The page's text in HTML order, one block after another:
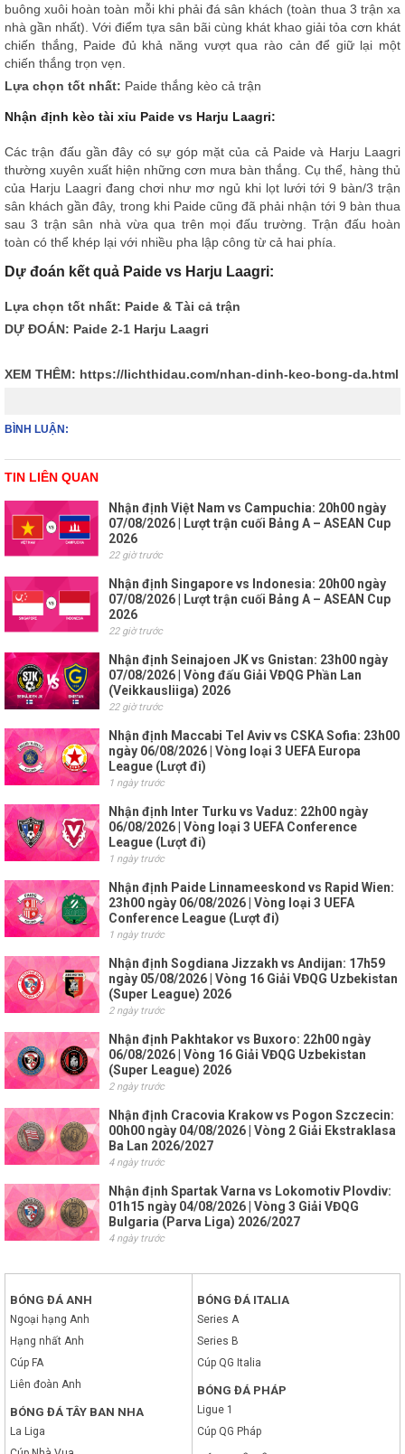
buông xuôi hoàn toàn mỗi khi phải đá sân khách (toàn thua 3 trận xa
nhà gần nhất). Với điểm tựa sân bãi cùng khát khao giải tỏa cơn khát
chiến thắng, Paide đủ khả năng vượt qua rào cản để giữ lại một
chiến thắng trọn vẹn.
Lựa chọn tốt nhất: Paide thắng kèo cả trận
Nhận định kèo tài xỉu Paide vs Harju Laagri:
Các trận đấu gần đây có sự góp mặt của cả Paide và Harju Laagri
thường xuyên xuất hiện những cơn mưa bàn thắng. Cụ thể, hàng thủ
của Harju Laagri đang chơi như mơ ngủ khi lọt lưới tới 9 bàn/3 trận
sân khách gần đây, trong khi Paide cũng đã phải nhận tới 9 bàn thua
sau 3 trận sân nhà vừa qua trên mọi đấu trường. Trận đấu hoàn
toàn có thể khép lại với nhiều pha lập công từ cả hai phía.
Dự đoán kết quả Paide vs Harju Laagri:
Lựa chọn tốt nhất: Paide & Tài cả trận
DỰ ĐOÁN: Paide 2-1 Harju Laagri
XEM THÊM: https://lichthidau.com/nhan-dinh-keo-bong-da.html
BÌNH LUẬN:
TIN LIÊN QUAN
Nhận định Việt Nam vs Campuchia: 20h00 ngày
07/08/2026 | Lượt trận cuối Bảng A – ASEAN Cup
2026
22 giờ trước
Nhận định Singapore vs Indonesia: 20h00 ngày
07/08/2026 | Lượt trận cuối Bảng A – ASEAN Cup
2026
22 giờ trước
Nhận định Seinajoen JK vs Gnistan: 23h00 ngày
07/08/2026 | Vòng đấu Giải VĐQG Phần Lan
(Veikkausliiga) 2026
22 giờ trước
Nhận định Maccabi Tel Aviv vs CSKA Sofia: 23h00
ngày 06/08/2026 | Vòng loại 3 UEFA Europa
League (Lượt đi)
1 ngày trước
Nhận định Inter Turku vs Vaduz: 22h00 ngày
06/08/2026 | Vòng loại 3 UEFA Conference
League (Lượt đi)
1 ngày trước
Nhận định Paide Linnameeskond vs Rapid Wien:
23h00 ngày 06/08/2026 | Vòng loại 3 UEFA
Conference League (Lượt đi)
1 ngày trước
Nhận định Sogdiana Jizzakh vs Andijan: 17h59
ngày 05/08/2026 | Vòng 16 Giải VĐQG Uzbekistan
(Super League) 2026
2 ngày trước
Nhận định Pakhtakor vs Buxoro: 22h00 ngày
06/08/2026 | Vòng 16 Giải VĐQG Uzbekistan
(Super League) 2026
2 ngày trước
Nhận định Cracovia Krakow vs Pogon Szczecin:
00h00 ngày 04/08/2026 | Vòng 2 Giải Ekstraklasa
Ba Lan 2026/2027
4 ngày trước
Nhận định Spartak Varna vs Lokomotiv Plovdiv:
01h15 ngày 04/08/2026 | Vòng 3 Giải VĐQG
Bulgaria (Parva Liga) 2026/2027
4 ngày trước
BÓNG ĐÁ ANH
Ngoại hạng Anh
Hạng nhất Anh
Cúp FA
Liên đoàn Anh
BÓNG ĐÁ TÂY BAN NHA
La Liga
BÓNG ĐÁ ITALIA
Series A
Series B
Cúp QG Italia
BÓNG ĐÁ PHÁP
Ligue 1
Cúp QG Pháp